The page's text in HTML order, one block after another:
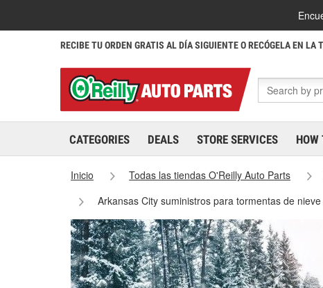
RECIBE TU ORDEN GRATIS AL DÍA SIGUIENTE O RECÓGELA EN LA
CATEGORIES DEALS STORE SERVICES HOW
Inicio Todas las tiendas O'Reilly Auto Parts
Arkansas City suministros para tormentas de